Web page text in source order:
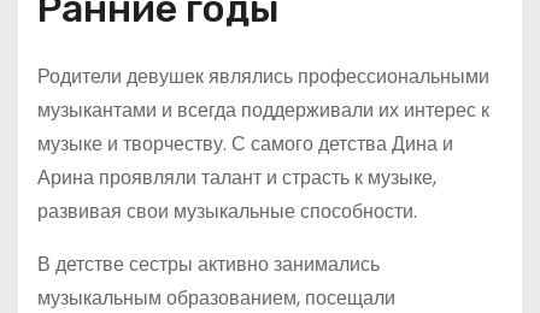
Родители девушек являлись профессиональными
музыкантами и всегда поддерживали их интерес к
музыке и творчеству. С самого детства Дина и
Арина проявляли талант и страсть к музыке,
развивая свои музыкальные способности.
В детстве сестры активно занимались
музыкальным образованием, посещали